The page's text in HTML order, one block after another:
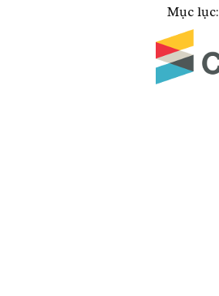
Mục lục: